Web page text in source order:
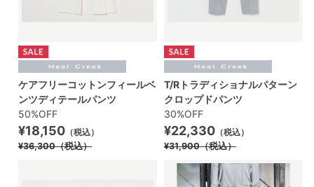
ケアフリーコットンフィールベ
ンツディテールパンツ
50%OFF
¥18,150 （税込）
¥36,300（税込）
T/Rトラディショナルパターン
クロップドパンツ
30%OFF
¥22,330 （税込）
¥31,900（税込）